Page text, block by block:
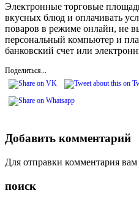
Электронные торговые
вкусных блюд и оплачивать
поваров в режиме онлайн, не
персональный компьютер и
банковский счет или
Поделиться...
Добавить комментарий
Для отправки комментария
поиск